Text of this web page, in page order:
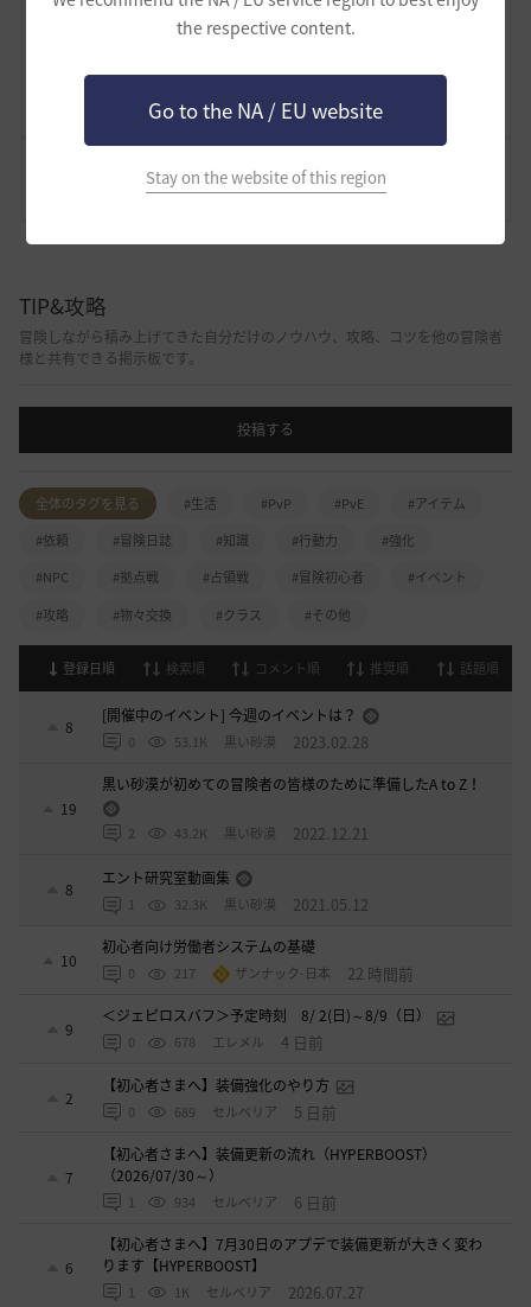
the respective content.
Go to the NA / EU website
Stay on the website of this region
134 697
Lv62 ザンナック
0 通報
TIP&攻略
冒険しながら積み上げてきた自分だけのノウハウ、攻略、コツを他の冒険者
様と共有できる掲示板です。
投稿する
全体のタグを見る #生活 #PvP #PvE
#アイテム
#依頼
#冒険日誌 #知識 #行動力
#強化
#NPC
#拠点戦 #占領戦 #冒険初心者
#イベント
#攻略
#物々交換 #クラス #その他
登録日順 検索順 コメント順 推奨順 話題順
8
[開催中のイベント] 今週のイベントは？
0 53.1K 黒い砂漠 2023.02.28
19
黒い砂漠が初めての冒険者の皆様のために準備したA to Z！
2 43.2K 黒い砂漠 2022.12.21
8
エント研究室動画集
1 32.3K 黒い砂漠 2021.05.12
10
初心者向け労働者システムの基礎
0 217 ザンナック-日本 22 時間前
9
＜ジェピロスバフ＞予定時刻 8/ 2(日)～8/9（日）
0 678 エレメル 4 日前
2
【初心者さまへ】装備強化のやり方
0 689 セルベリア 5 日前
7
【初心者さまへ】装備更新の流れ（HYPERBOOST）
（2026/07/30～）
1 934 セルベリア 6 日前
6
【初心者さまへ】7月30日のアプデで装備更新が大きく変わ
ります【HYPERBOOST】
1 1K セルベリア 2026.07.27